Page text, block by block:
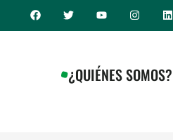
¿QUIÉNES SOMOS?